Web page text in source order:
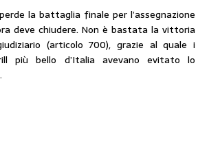
la battaglia finale per l’assegnazione
deve chiudere. Non è bastata la vittoria
(articolo 700), grazie al quale i
più bello d’Italia avevano evitato lo